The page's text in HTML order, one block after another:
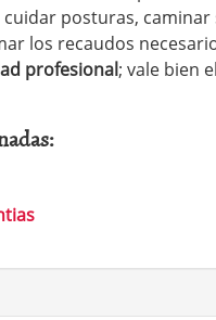
posturas,
los recaudos
profesional; vale bien